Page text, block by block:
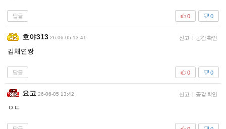
답글 0
0
호야313 26-06-05 13:41 신고 공감 확인
김채연짱
답글 0
0
요고 26-06-05 13:42 신고 공감 확인
ㅇㄷ